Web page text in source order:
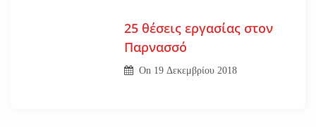
25 θέσεις εργασίας στον
Παρνασσό
On 19 Δεκεμβρίου 2018